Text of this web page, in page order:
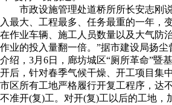
市政设施管理处道桥所所长安志刚
入最大、工程最多、任务最重的一年，
在作业车辆、施工人员数量以及大气防
作业的投入量翻一倍。”据市建设局扬
介绍，3月6日，廊坊城区“厕所革命”暨
开后，针对春季气候干燥、开工项目集
市区所有工地严格履行开复工程序，达
不准开(复)工。对开(复)工以后的工地，